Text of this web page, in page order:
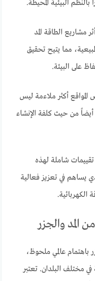
البيئية المحيطة.
مشاريع الطاقة المد
مما يتيح تحقيق
على البيئة.
أكثر ملاءمة ليس
من حيث كلفة الإنشاء
شاملة لهذه
يساهم في تعزيز فعالية
الكهربائية.
المد والجزر
باهتمام عالمي ملحوظ،
مختلف البلدان. تعتبر